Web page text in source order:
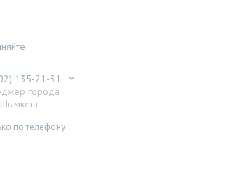
135-21-31
города
Шымкент
по телефону